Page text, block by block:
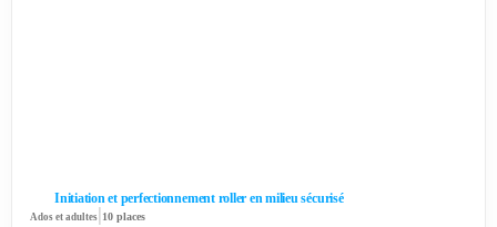
Initiation et perfectionnement roller en milieu sécurisé
Ados et adultes| 10 places